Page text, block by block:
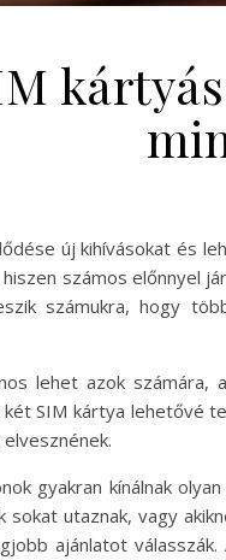
új kihívásokat és
számos előnnyel
számukra, hogy
lehet azok számára,
SIM kártya lehetővé
gyakran kínálnak
sokat utaznak, vagy
ajánlatot